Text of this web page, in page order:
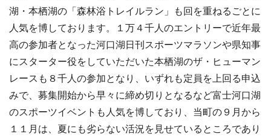
湖・本栖湖の「森林浴トレイルラン」も回を重ねるごとに
人気を博しております。１万４千人のエントリーで近年最
高の参加者となった河口湖日刊スポーツマラソンや県知事
にスターター役をしていただいた本栖湖のザ・ヒューマン
レースも８千人の参加となり、いずれも定員を上回る申込
みで、募集開始から早々に締め切りとなるなど富士河口湖
のスポーツイベントも人気を博しており、当町の９月から
１１月は、夏にも劣らない活況を見せているところであり